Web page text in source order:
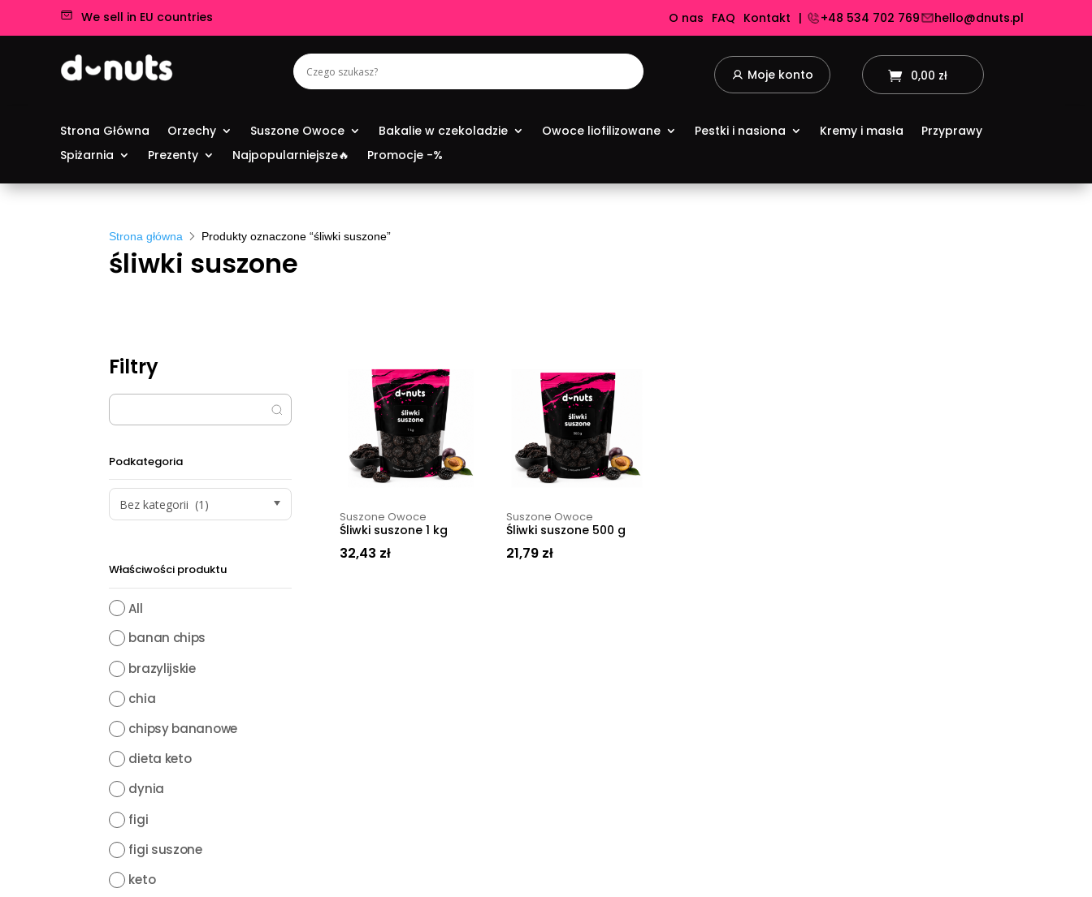
We sell in EU countries O nas FAQ Kontakt | +48 534 702 769 hello@dnuts.pl
Moje konto 0,00 zł
Strona Główna Orzechy Suszone Owoce Bakalie w czekoladzie Owoce liofilizowane Pestki i nasiona Kremy i masła
Przyprawy
Spiżarnia
Prezenty Najpopularniejsze🔥 Promocje -%
Strona główna Produkty oznaczone “śliwki suszone”
śliwki suszone
Filtry
Podkategoria
Bez kategorii (1)
Właściwości produktu
All
banan chips
brazylijskie
chia
chipsy bananowe
dieta keto
dynia
figi
figi suszone
keto
Suszone Owoce
Śliwki suszone 1 kg
32,43 zł
Suszone Owoce
Śliwki suszone 500 g
21,79 zł